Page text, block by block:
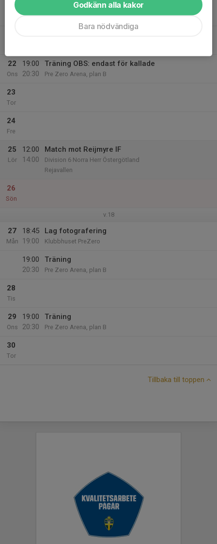
20
22
Ons
19:00
20:30
Träning OBS: endast för kallade
Pre Zero Arena, plan B
23
Tor
24
Fre
25
Lör
12:00
14:00
Match mot Reijmyre IF
Division 6 Norra Herr Östergötland
Rejavallen
26
Sön
v.18
27
Mån
18:45
19:00
Lag fotografering
Klubbhuset PreZero
19:00
20:30
Träning
Pre Zero Arena, plan B
28
Tis
29
Ons
19:00
20:30
Träning
Pre Zero Arena, plan B
30
Tor
Tillbaka till toppen
Godkänn alla kakor
Bara nödvändiga